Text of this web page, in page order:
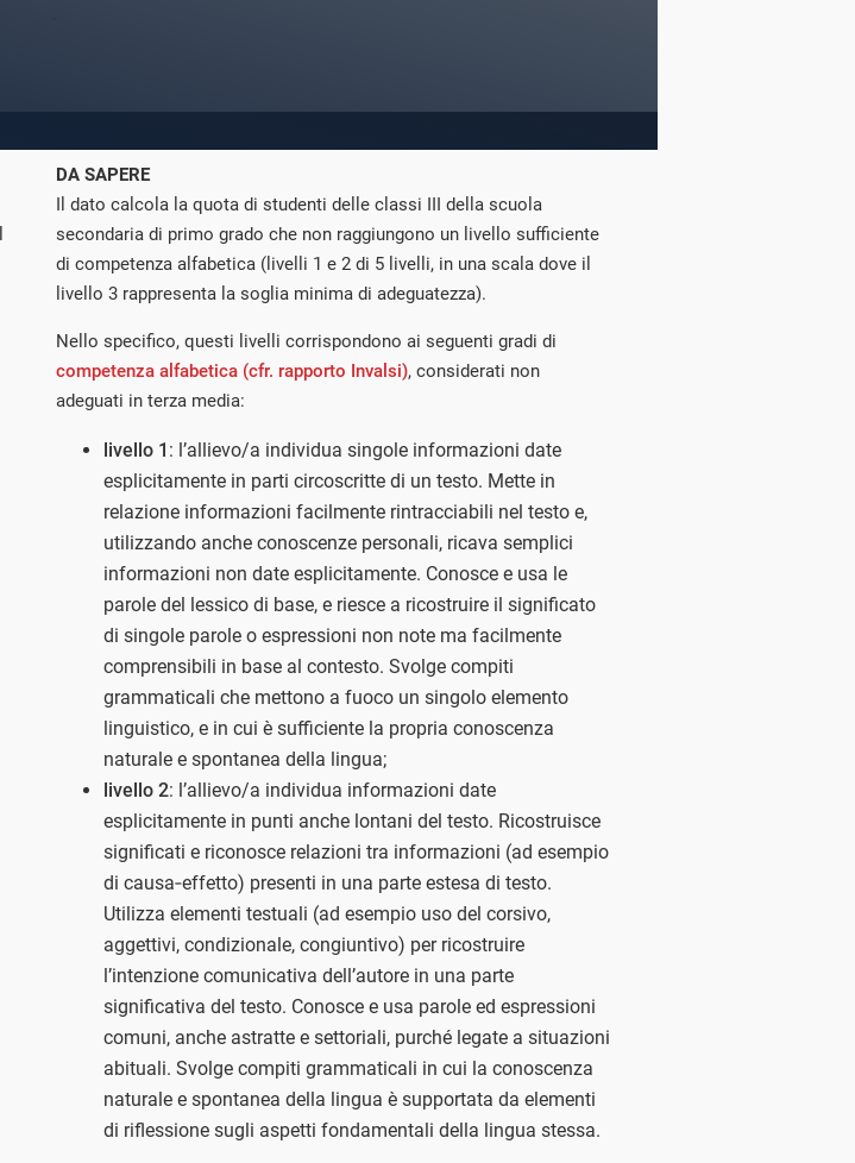
DA SAPERE
Il dato calcola la quota di studenti delle classi III della scuola
secondaria di primo grado che non raggiungono un livello sufficiente
di competenza alfabetica (livelli 1 e 2 di 5 livelli, in una scala dove il
livello 3 rappresenta la soglia minima di adeguatezza).
Nello specifico, questi livelli corrispondono ai seguenti gradi di
competenza alfabetica (cfr. rapporto Invalsi), considerati non
adeguati in terza media:
livello 1 : l’allievo/a individua singole informazioni date
esplicitamente in parti circoscritte di un testo. Mette in
relazione informazioni facilmente rintracciabili nel testo e,
utilizzando anche conoscenze personali, ricava semplici
informazioni non date esplicitamente. Conosce e usa le
parole del lessico di base, e riesce a ricostruire il significato
di singole parole o espressioni non note ma facilmente
comprensibili in base al contesto. Svolge compiti
grammaticali che mettono a fuoco un singolo elemento
linguistico, e in cui è sufficiente la propria conoscenza
naturale e spontanea della lingua;
livello 2: l’allievo/a individua informazioni date
esplicitamente in punti anche lontani del testo. Ricostruisce
significati e riconosce relazioni tra informazioni (ad esempio
di causa‐effetto) presenti in una parte estesa di testo.
Utilizza elementi testuali (ad esempio uso del corsivo,
aggettivi, condizionale, congiuntivo) per ricostruire
l’intenzione comunicativa dell’autore in una parte
significativa del testo. Conosce e usa parole ed espressioni
comuni, anche astratte e settoriali, purché legate a situazioni
abituali. Svolge compiti grammaticali in cui la conoscenza
naturale e spontanea della lingua è supportata da elementi
di riflessione sugli aspetti fondamentali della lingua stessa.